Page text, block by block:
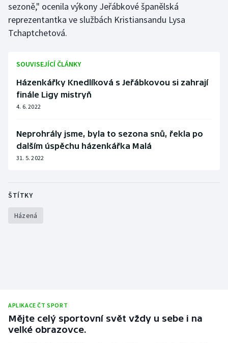
Volejbal
Ostatní
sezoně," ocenila výkony Jeřábkové španělská
reprezentantka ve službách Kristiansandu Lysa
Tchaptchetová.
SOUVISEJÍCÍ ČLÁNKY
Házenkářky Knedlíková s Jeřábkovou si zahrají
finále Ligy mistryň
4. 6. 2022
Neprohrály jsme, byla to sezona snů, řekla po
dalším úspěchu házenkářka Malá
31. 5. 2022
ŠTÍTKY
Házená
APLIKACE ČT SPORT
Mějte celý sportovní svět vždy u sebe i na
velké obrazovce.